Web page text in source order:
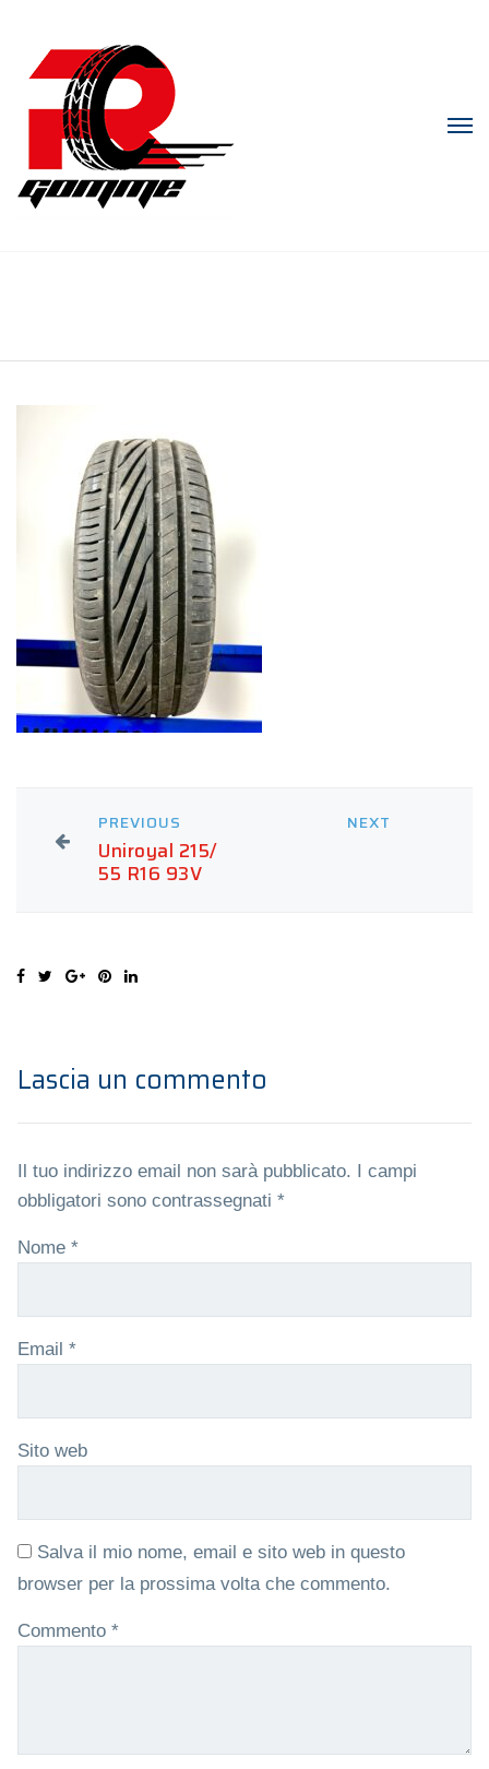
PREVIOUS
Uniroyal 215/
55 R16 93V
NEXT
Lascia un commento
Il tuo indirizzo email non sarà pubblicato.
I campi
obbligatori sono contrassegnati *
Nome *
Email *
Sito web
Salva il mio nome, email e sito web in questo
browser per la prossima volta che commento.
Commento *